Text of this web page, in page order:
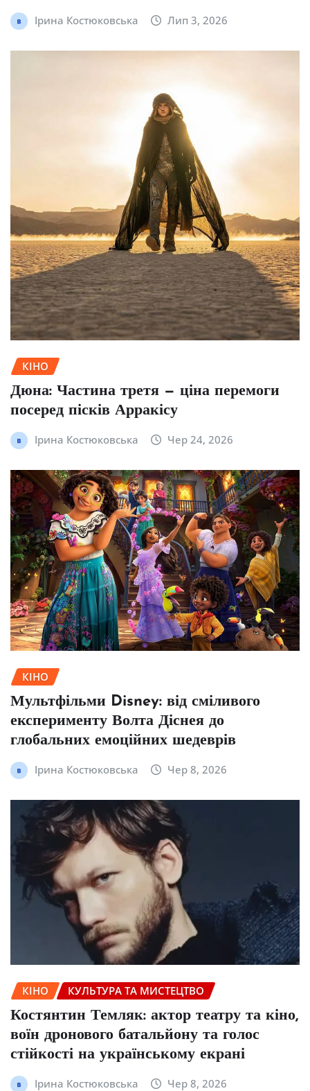
Ірина Костюковська Лип 3, 2026
КІНО
Дюна: Частина третя — ціна перемоги
посеред пісків Арракісу
Ірина Костюковська Чер 24, 2026
КІНО
Мультфільми Disney: від сміливого
експерименту Волта Діснея до
глобальних емоційних шедеврів
Ірина Костюковська Чер 8, 2026
КІНО КУЛЬТУРА ТА МИСТЕЦТВО
Костянтин Темляк: актор театру та кіно,
воїн дронового батальйону та голос
стійкості на українському екрані
Ірина Костюковська Чер 8, 2026